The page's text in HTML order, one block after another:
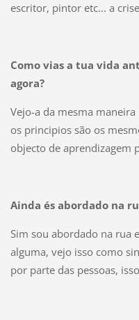
escritor, pintor etc... a
Como vias a tua vida
agora?
Vejo-a da mesma
os principios são os
objecto de aprendizagem
Ainda és abordado na
Sim sou abordado na rua
alguma, vejo isso como
por parte das pessoas,